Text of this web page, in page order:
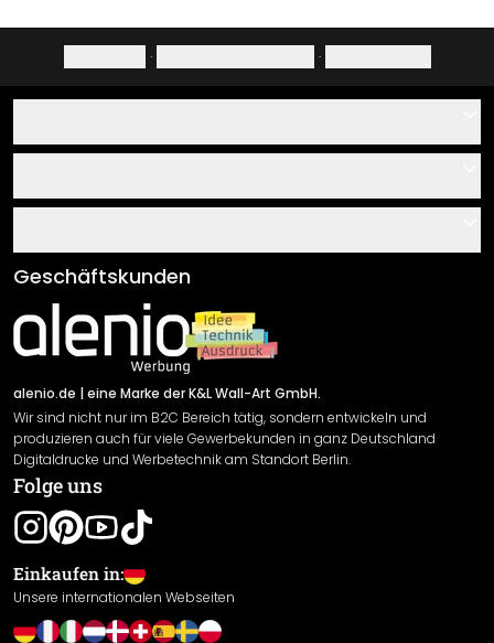
· ·
Über uns
Klebe- und Montageanleitungen
Newsletter An-/Abmeldung
Sendungsverfolgung
AGB
Impressum
Versand & Zahlung
Rücksendung
Widerrufsrecht
Datenschutzerklärung
Gewährleistung
Leistungserklärung / CE-Zeichen
Cookie Einstellungen
Geschäftskunden
alenio.de | eine Marke der K&L Wall-Art GmbH.
Wir sind nicht nur im B2C Bereich tätig, sondern entwickeln und
produzieren auch für viele Gewerbekunden in ganz Deutschland
Digitaldrucke und Werbetechnik am Standort Berlin.
Folge uns
Einkaufen in:
Unsere internationalen Webseiten